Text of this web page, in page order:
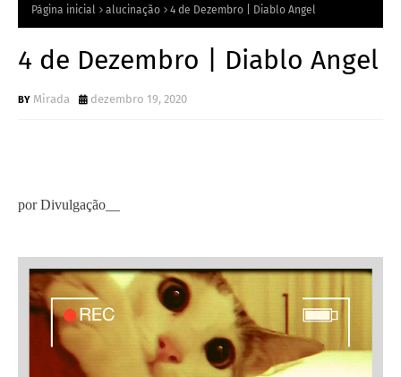
Página inicial alucinação 4 de Dezembro | Diablo Angel
4 de Dezembro | Diablo Angel
Mirada dezembro 19, 2020
por Divulgação__